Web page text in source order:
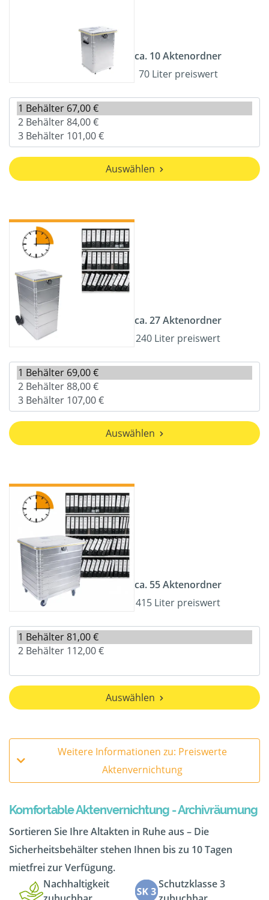
ca. 10 Aktenordner
70 Liter preiswert
Auswählen
ca. 27 Aktenordner
240 Liter preiswert
Auswählen
ca. 55 Aktenordner
415 Liter preiswert
Auswählen
Weitere Informationen zu: Preiswerte
Aktenvernichtung
Komfortable Aktenvernichtung - Archivräumung
Sortieren Sie Ihre Altakten in Ruhe aus – Die
Sicherheitsbehälter stehen Ihnen bis zu 10 Tagen
mietfrei zur Verfügung.
Nachhaltigkeit
Schutzklasse 3